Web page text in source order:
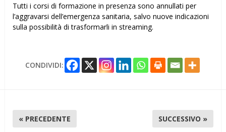
Tutti i corsi di formazione in presenza sono annullati per
l’aggravarsi dell’emergenza sanitaria, salvo nuove indicazioni
sulla possibilità di trasformarli in streaming.
CONDIVIDI:
« PRECEDENTE
SUCCESSIVO »